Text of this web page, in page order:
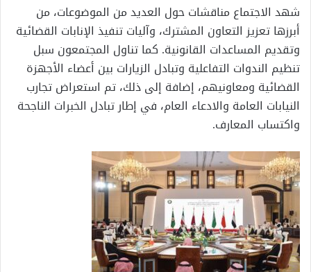
شهد الاجتماع مناقشات حول العديد من الموضوعات، من
أبرزها تعزيز التعاون المشترك، وآليات تنفيذ الإنابات القضائية
وتقديم المساعدات القانونية. كما تناول المجتمعون سبل
تنظيم الندوات التفاعلية وتبادل الزيارات بين أعضاء الأجهزة
القضائية ومعاونيهم، إضافة إلى ذلك، تم استعراض تجارب
النيابات العامة والادعاء العام، في إطار تبادل الخبرات الناجحة
واكتساب المعارف.